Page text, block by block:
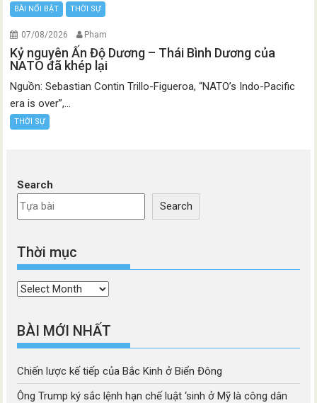
BÀI NỔI BẬT THỜI SỰ
07/08/2026 Pham
Kỷ nguyên Ấn Độ Dương – Thái Bình Dương của
NATO đã khép lại
Nguồn: Sebastian Contin Trillo-Figueroa, “NATO’s Indo-Pacific
era is over”,...
THỜI SỰ
Search
Search
Thời mục
Thời
BÀI MỚI NHẤT
Chiến lược kế tiếp của Bắc Kinh ở Biển Đông
Ông Trump ký sắc lệnh hạn chế luật ‘sinh ở Mỹ là công dân